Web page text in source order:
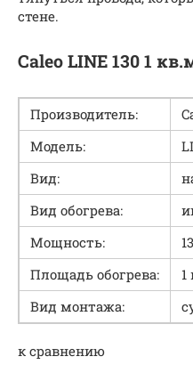
стене.
Caleo LINE 130 1
Производитель:
Модель:
Вид:
Вид обогрева:
Мощность:
Площадь обогрева:
1
Вид монтажа:
к сравнению